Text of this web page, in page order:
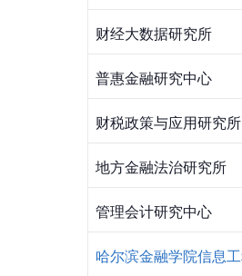
财经大数据研究所
普惠金融研究中心
财税政策与应用研究所
地方金融法治研究所
管理会计研究中心
哈尔滨金融学院信息